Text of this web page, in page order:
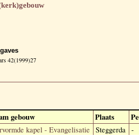
42(1999)27
gebouw Plaats
kapel - Evangelisatie Steggerda -